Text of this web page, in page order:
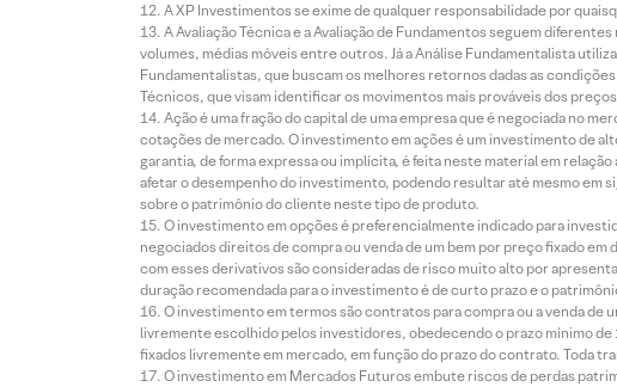
A XP Investimentos se exime de qualquer responsabilidade por
A Avaliação Técnica e a Avaliação de Fundamentos seguem
volumes, médias móveis entre outros. Já a Análise Fundamentalista
Fundamentalistas, que buscam os melhores retornos dadas as
Técnicos, que visam identificar os movimentos mais prováveis dos
Ação é uma fração do capital de uma empresa que é negociada no
cotações de mercado. O investimento em ações é um investimento de
garantia, de forma expressa ou implícita, é feita neste material em
afetar o desempenho do investimento, podendo resultar até mesmo em
sobre o patrimônio do cliente neste tipo de produto.
O investimento em opções é preferencialmente indicado para
negociados direitos de compra ou venda de um bem por preço fixado
com esses derivativos são consideradas de risco muito alto por
duração recomendada para o investimento é de curto prazo e o
O investimento em termos são contratos para compra ou a venda de
livremente escolhido pelos investidores, obedecendo o prazo mínimo de
fixados livremente em mercado, em função do prazo do contrato. Toda
O investimento em Mercados Futuros embute riscos de perdas